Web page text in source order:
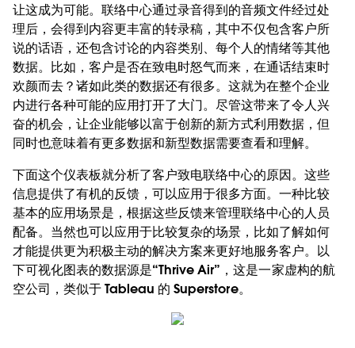
让这成为可能。联络中心通过录音得到的音频文件经过处
理后，会得到内容更丰富的转录稿，其中不仅包含客户所
说的话语，还包含讨论的内容类别、每个人的情绪等其他
数据。比如，客户是否在致电时怒气而来，在通话结束时
欢颜而去？诸如此类的数据还有很多。这就为在整个企业
内进行各种可能的应用打开了大门。尽管这带来了令人兴
奋的机会，让企业能够以富于创新的新方式利用数据，但
同时也意味着有更多数据和新型数据需要查看和理解。
下面这个仪表板就分析了客户致电联络中心的原因。这些
信息提供了有机的反馈，可以应用于很多方面。一种比较
基本的应用场景是，根据这些反馈来管理联络中心的人员
配备。当然也可以应用于比较复杂的场景，比如了解如何
才能提供更为积极主动的解决方案来更好地服务客户。以
下可视化图表的数据源是“Thrive Air”，这是一家虚构的航
空公司，类似于 Tableau 的 Superstore。